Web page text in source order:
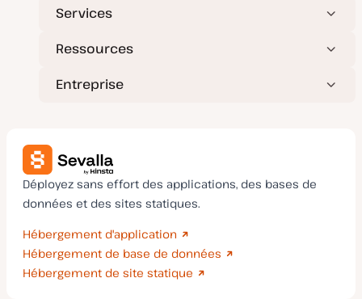
Services
Ressources
Entreprise
Déployez sans effort des applications, des bases de
données et des sites statiques.
Hébergement d'application
Hébergement de base de données
Hébergement de site statique